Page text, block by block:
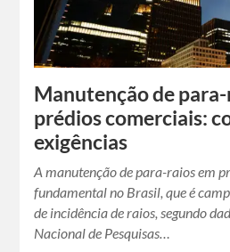
Manutenção de
prédios comerciais:
exigências
A manutenção de para-raios em
fundamental no Brasil, que é
de incidência de raios, segundo
Nacional de Pesquisas…